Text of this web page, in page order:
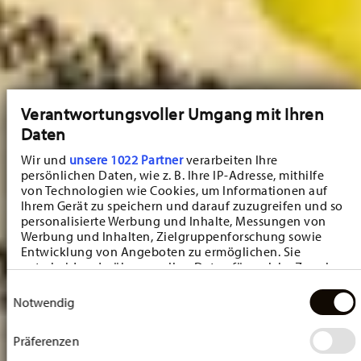
Verantwortungsvoller Umgang mit Ihren
Daten
Wir und unsere 1022 Partnerverarbeiten Ihre
persönlichen Daten, wie z. B. Ihre IP-Adresse, mithilfe
von Technologien wie Cookies, um Informationen auf
Ihrem Gerät zu speichern und darauf zuzugreifen und so
personalisierte Werbung und Inhalte, Messungen von
Werbung und Inhalten, Zielgruppenforschung sowie
Entwicklung von Angeboten zu ermöglichen. Sie
entscheiden darüber, wer Ihre Daten für welche Zwecke
Cookie-Erklärung oder durch Klicken auf das Privacy
Trigger Symbol ändern oder widerrufen
Wenn Sie es erlauben, würden wir auch gerne:
Notwendig
Präferenzen